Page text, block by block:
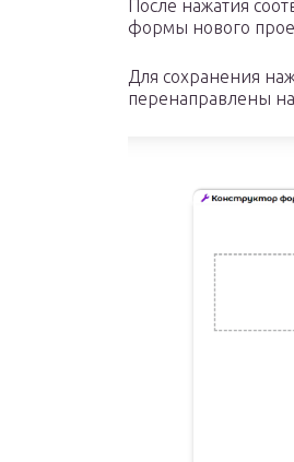
После нажатия
формы нового
Для сохранения
перенаправлены